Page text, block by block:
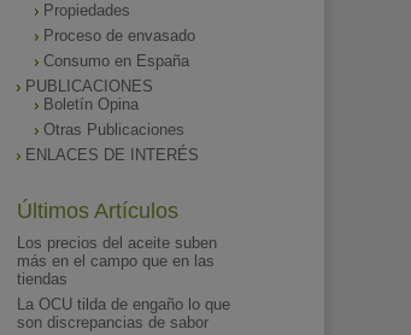
Propiedades
Proceso de envasado
Consumo en España
PUBLICACIONES
Boletín Opina
Otras Publicaciones
ENLACES DE INTERÉS
Últimos Artículos
Los precios del aceite suben
más en el campo que en las
tiendas
La OCU tilda de engaño lo que
son discrepancias de sabor